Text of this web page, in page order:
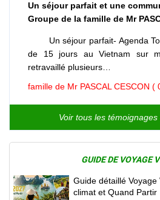
Un séjour parfait et une
Groupe de la famille de Mr
Un séjour parfait- Agenda
de 15 jours au Vietnam sur
retravaillé plusieurs…
famille de Mr PASCAL CESCON (
Voir tous les
GUIDE DE VOYAGE
Guide détaillé
climat et Quand Partir